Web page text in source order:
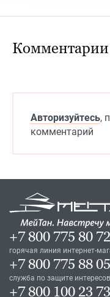
Комментарии
Авторизуйтесь,
комментарий
+7 800 775 80 72
горячая линия интернет-
+7 800 775 88 05
служба по защите
+7 800 100 23 73